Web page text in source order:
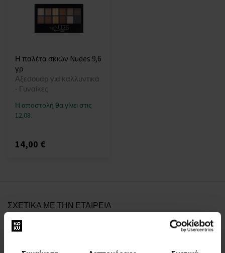
Η παλέτα σκιών Nudes 9,6
γρ
Αξεσουάρ για καλλυντικά
- Γυναίκες
Η αποστολή θα γίνει στις
12.08.
14,00 €
ΣΧΕΤΙΚΑ ΜΕ ΤΗΝ ΕΤΑΙΡΕΙΑ
Σχετικά με εμάς